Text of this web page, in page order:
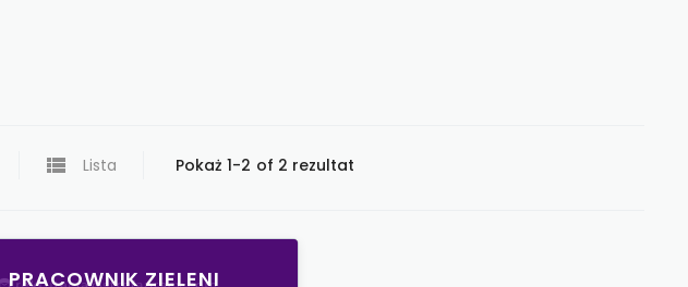
Lista Pokaż 1-2 of 2 rezultat
PRACOWNIK ZIELENI